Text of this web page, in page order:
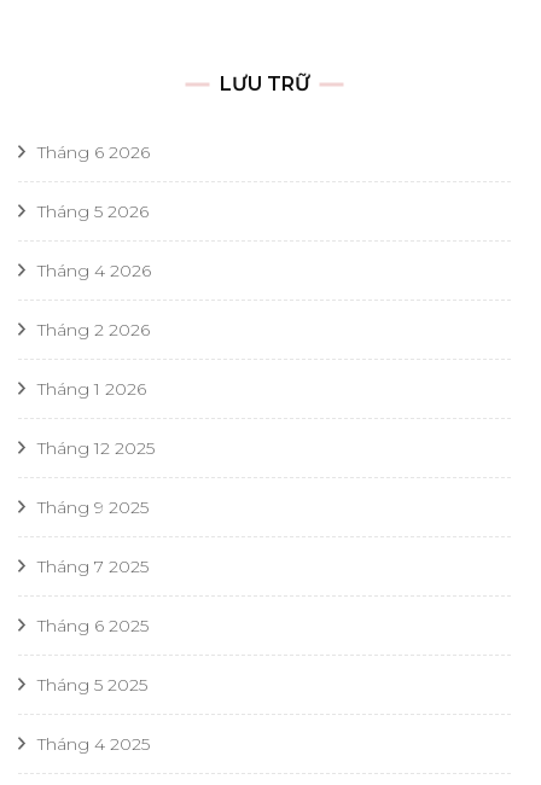
LƯU TRỮ
Tháng 6 2026
Tháng 5 2026
Tháng 4 2026
Tháng 2 2026
Tháng 1 2026
Tháng 12 2025
Tháng 9 2025
Tháng 7 2025
Tháng 6 2025
Tháng 5 2025
Tháng 4 2025